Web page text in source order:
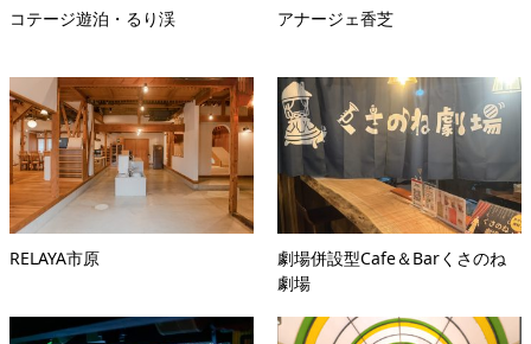
コテージ遊泊・るり渓 アナージェ香芝
RELAYA市原
劇場併設型Cafe＆Barくさのね
劇場